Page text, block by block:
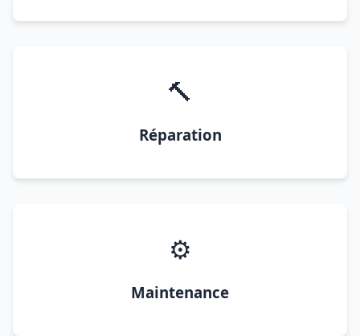
🔨
Réparation
⚙️
Maintenance